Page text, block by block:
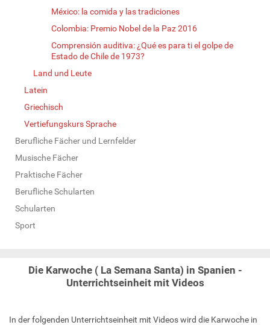
México: la comida y las tradiciones
Colombia: Premio Nobel de la Paz 2016
Comprensión auditiva: ¿Qué es para ti el golpe de
Estado de Chile de 1973?
Land und Leute
Latein
Griechisch
Vertiefungskurs Sprache
Berufliche Fächer und Lernfelder
Musische Fächer
Praktische Fächer
Berufliche Schularten
Schularten
Sport
Die Karwoche ( La Semana Santa) in Spanien -
Unterrichtseinheit mit Videos
In der folgenden Unterrichtseinheit mit Videos wird die Karwoche in